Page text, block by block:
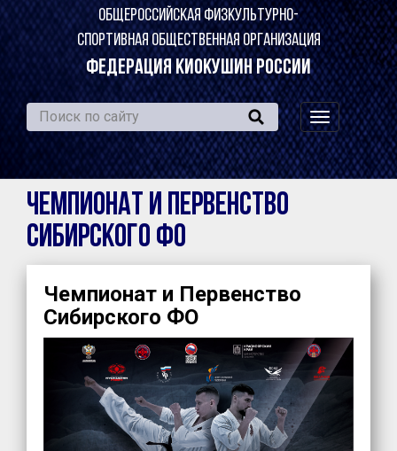
ОБЩЕРОССИЙСКАЯ ФИЗКУЛЬТУРНО-
СПОРТИВНАЯ ОБЩЕСТВЕННАЯ ОРГАНИЗАЦИЯ
ФЕДЕРАЦИЯ КИОКУШИН РОССИИ
навигация
по
сайту
Чемпионат и Первенство
Сибирского ФО
Чемпионат и Первенство
Сибирского ФО